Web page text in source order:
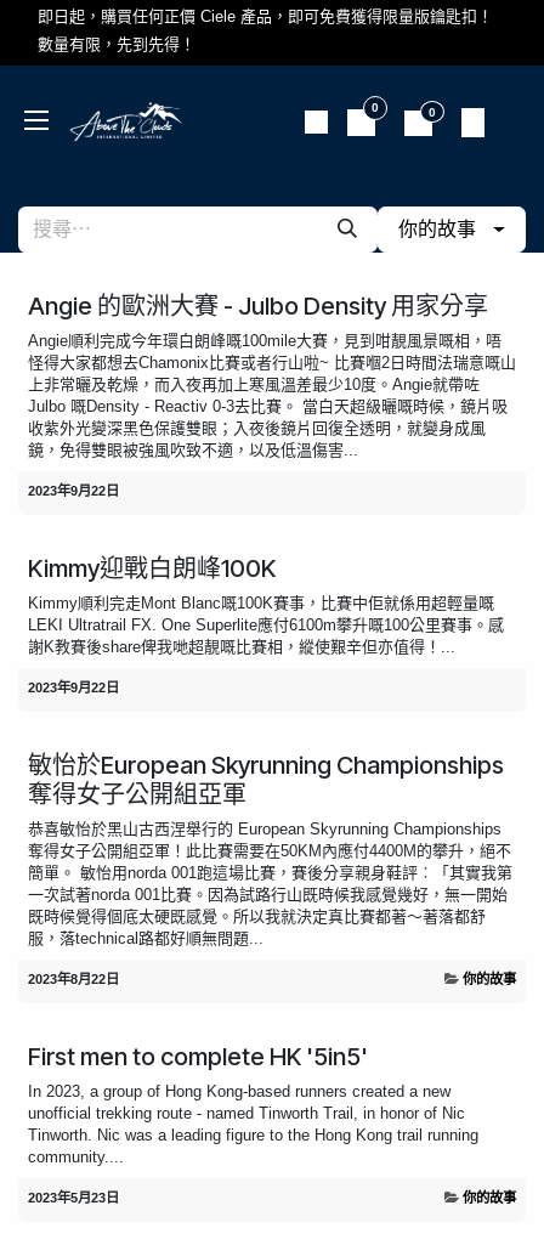
跳至內容即日起，購買任何正價 Ciele 產品，即可免費獲得限量版鑰匙扣！
數量有限，先到先得！
0 0
你的故事
Angie 的歐洲大賽 - Julbo Density 用家分享
Angie順利完成今年環白朗峰嘅100mile大賽，見到咁靚風景嘅相，唔
怪得大家都想去Chamonix比賽或者行山啦~ 比賽嗰2日時間法瑞意嘅山
上非常曬及乾燥，而入夜再加上寒風溫差最少10度。Angie就帶咗
Julbo 嘅Density - Reactiv 0-3去比賽。 當白天超級曬嘅時候，鏡片吸
收紫外光變深黑色保護雙眼；入夜後鏡片回復全透明，就變身成風
鏡，免得雙眼被強風吹致不適，以及低溫傷害...
2023年9月22日
Kimmy迎戰白朗峰100K
Kimmy順利完走Mont Blanc嘅100K賽事，比賽中佢就係用超輕量嘅
LEKI Ultratrail FX. One Superlite應付6100m攀升嘅100公里賽事。感
謝K教賽後share俾我哋超靚嘅比賽相，縱使艱辛但亦值得！...
2023年9月22日
敏怡於European Skyrunning Championships
奪得女子公開組亞軍
恭喜敏怡於黑山古西涅舉行的 European Skyrunning Championships
奪得女子公開組亞軍！此比賽需要在50KM內應付4400M的攀升，絕不
簡單。 敏怡用norda 001跑這場比賽，賽後分享親身鞋評︰「其實我第
一次試著norda 001比賽。因為試路行山既時候我感覺幾好，無一開始
既時候覺得個底太硬既感覺。所以我就決定真比賽都著～著落都舒
服，落technical路都好順無問題...
2023年8月22日 你的故事
First men to complete HK '5in5'
In 2023, a group of Hong Kong-based runners created a new
unofficial trekking route - named Tinworth Trail, in honor of Nic
Tinworth. Nic was a leading figure to the Hong Kong trail running
community....
2023年5月23日 你的故事